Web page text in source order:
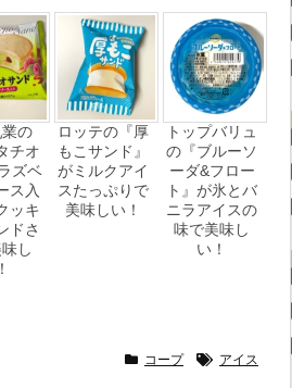
の
チオ
ズベ
ス入
ッキ
ドさ
し
ロッテの『厚
もこサンド』
がミルクアイ
スたっぷりで
美味しい！
トップバリュ
の『ブルーソ
ーダ&フロー
ト』が氷とバ
ニラアイスの
味で美味し
い！
コープ アイス